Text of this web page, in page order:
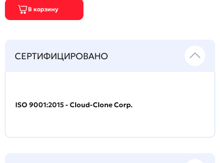
СЕРТИФИЦИРОВАНО
ISO 9001:2015 - Cloud-Clone Corp.